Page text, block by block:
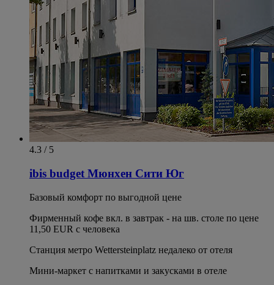
4.3 / 5
ibis budget Мюнхен Сити Юг
Базовый комфорт по выгодной цене
Фирменный кофе вкл. в завтрак - на шв. столе по цене
11,50 EUR с человека
Станция метро Wettersteinplatz недалеко от отеля
Мини-маркет с напитками и закусками в отеле